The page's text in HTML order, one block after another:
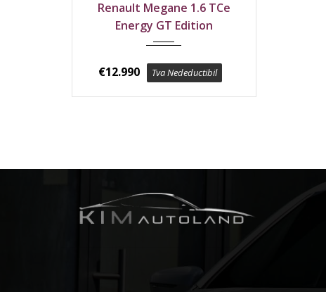
175400 km
Renault Megane 1.6 TCe
Energy GT Edition
€12.990 Tva Nedeductibil